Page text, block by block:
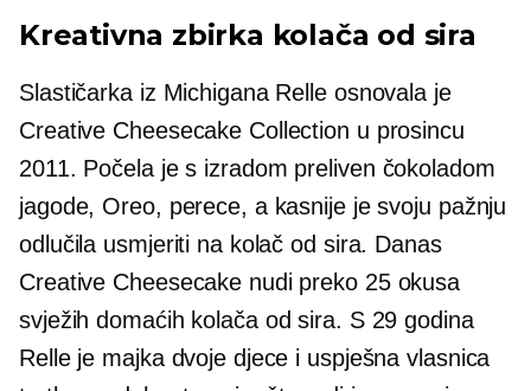
Kreativna zbirka kolača od sira
Slastičarka iz Michigana Relle osnovala je
Creative Cheesecake Collection u prosincu
2011. Počela je s izradom preliven čokoladom
jagode, Oreo, perece, a kasnije je svoju pažnju
odlučila usmjeriti na kolač od sira. Danas
Creative Cheesecake nudi preko 25 okusa
svježih domaćih kolača od sira. S 29 godina
Relle je majka dvoje djece i uspješna vlasnica